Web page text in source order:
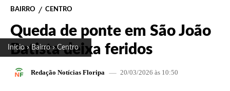
Início Bairro Centro
BAIRRO CENTRO
Queda de ponte em São João
Batista deixa feridos
Redação Notícias Floripa 20/03/2026 às 10:50